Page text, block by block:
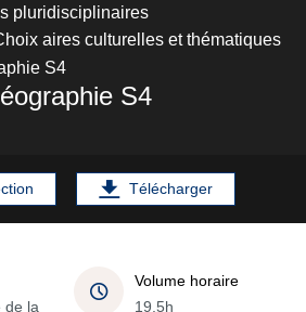
pluridisciplinaires
aires culturelles et thématiques
S4
S4
Télécharger
de la
Volume horaire
19,5h